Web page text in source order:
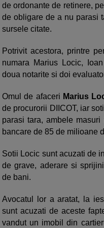
de ordonante de retinere,
de obligare de a nu parasi
sursele citate.
Potrivit acestora, printre
numara Marius Locic,
doua notarite si doi
Omul de afaceri Marius
de procurorii DIICOT, iar
parasi tara, ambele
bancare de 85 de milioane
Sotii Locic sunt acuzati de
de grave, aderare si
de bani.
Avocatul lor a aratat, la
sunt acuzati de aceste
vandut un imobil din